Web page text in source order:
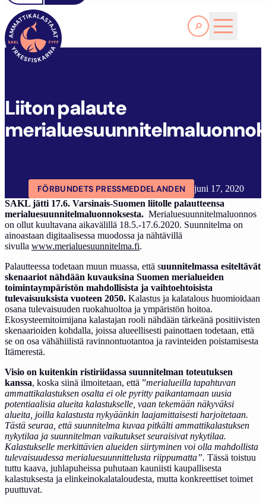
Läs Mer
FYFF
Liiton palaute
FÖRBUNDETS PRESSMEDDELANDEN
juni 17, 2020
SAKL jätti 17.6. Varsinais-Suomen liitolle palautteensa
merialuesuunnitelmaluonnoksesta. Merialuesuunnitelmaluonnos
on ollut kuultavana aikavälillä 18.5.-17.6.2020. Suunnitelma on
ainoastaan digitaalisessa muodossa ja nähtävillä
sivulla www.merialuesuunnitelma.fi.
Palautteessa todetaan muun muassa, että suunnitelmassa esiteltävät
skenaariot nähdään kuvauksina Suomen merialueiden
toimintaympäristön mahdollisista ja vaihtoehtoisista
tulevaisuuksista vuoteen 2050. Kalastus ja kalatalous huomioidaan
osana tulevaisuuden ruokahuoltoa ja ympäristön hoitoa.
Ekosysteemitoimijana kalastajan rooli nähdään tärkeänä positiivisten
skenaarioiden kohdalla, joissa alueellisesti painottaen todetaan, että
se on osa vähähiilistä ravinnontuotantoa ja ravinteiden poistamisesta
Itämerestä.
Visio on kuitenkin ristiriidassa suunnitelman toteutuksen
kanssa, koska siinä ilmoitetaan, että ”merialueilla tapahtuvan
ammattikalastuksen osalta ei ole pyritty paikantamaan uusia
potentiaalisia alueita kalastukselle, vaan tekemään näkyväksi
alueita, joilla kalastusta nykyäänkin laajamittaisesti harjoitetaan.
Tästä seuraa, että suunnitelma kuvaa pitkälti ammattikalastuksen
nykytilaa ja suunnitelman vaikutukset seuraisivat nykytilaa.
Kalastukselle merkittävien alueiden siirtyminen voi olla mahdollista
tulevaisuudessa merialuesuunnittelusta riippumatta”. Tässä toistuu
tuttu kaava, juhlapuheissa puhutaan kauniisti kaupallisesta
kalastuksesta ja elinkeinokalataloudesta, mutta konkreettiset toimet
puuttuvat.